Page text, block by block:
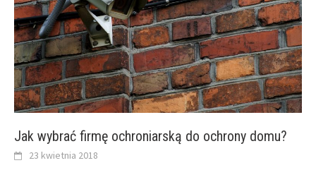
Jak wybrać firmę ochroniarską do ochrony domu?
23 kwietnia 2018